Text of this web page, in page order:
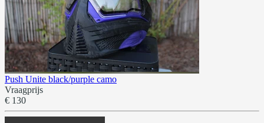
Push Unite black/purple camo
Vraagprijs
€ 130